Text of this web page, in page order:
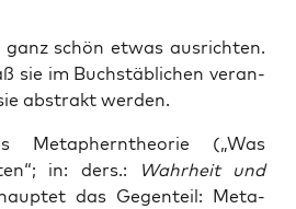
schön etwas aus­rich­ten.
sie im Buch­stäb­li­chen ver­an­
abs­trakt werden.
Meta­phern­theo­rie („Was
in: ders.:
Wahr­heit und
das Gegen­teil: Meta­